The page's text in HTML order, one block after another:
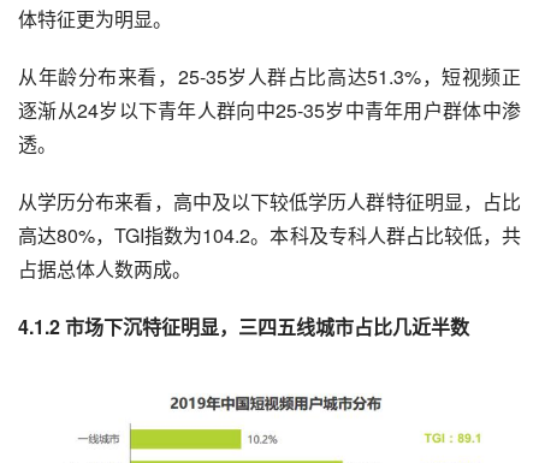
体特征更为明显。
从年龄分布来看，25-35岁人群占比高达51.3%，短视频正
逐渐从24岁以下青年人群向中25-35岁中青年用户群体中渗
透。
从学历分布来看，高中及以下较低学历人群特征明显，占比
高达80%，TGI指数为104.2。本科及专科人群占比较低，共
占据总体人数两成。
4.1.2 市场下沉特征明显，三四五线城市占比几近半数